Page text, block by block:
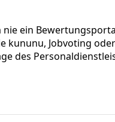
ein
Jobvoting
des